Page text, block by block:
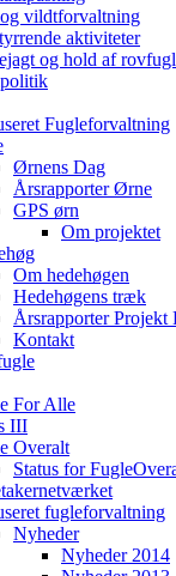
vildtforvaltning
aktiviteter
og hold af
Fugleforvaltning
Ørnens Dag
Årsrapporter Ørne
GPS ørn
Om projektet
Om hedehøgen
Hedehøgens træk
Årsrapporter Projekt
Kontakt
For Alle
III
Overalt
Status for
fugleforvaltning
Nyheder
Nyheder 2014